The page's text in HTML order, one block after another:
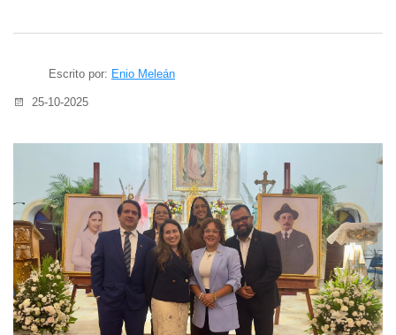
Escrito por: Enio Meleán
25-10-2025